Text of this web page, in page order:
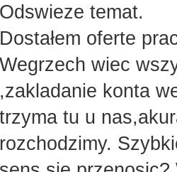
Odswieze temat.
Dostałem oferte
Wegrzech wiec
,zakladanie konta
trzyma tu u
rozchodzimy.